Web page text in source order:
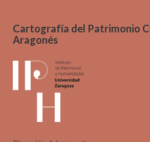
Cartografía del Patrimonio
Aragonés